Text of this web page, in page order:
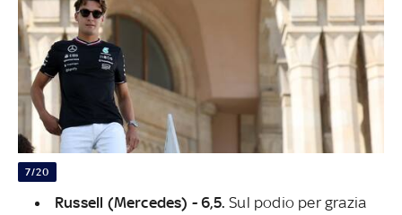
7/20
Russell (Mercedes) - 6,5.Sul podio per grazia